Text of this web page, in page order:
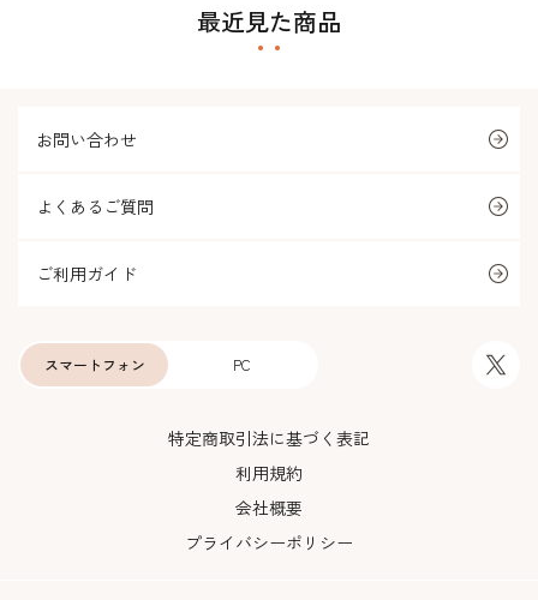
最近見た商品
お問い合わせ
よくあるご質問
ご利用ガイド
PC
スマートフォン
特定商取引法に基づく表記
利用規約
会社概要
プライバシーポリシー